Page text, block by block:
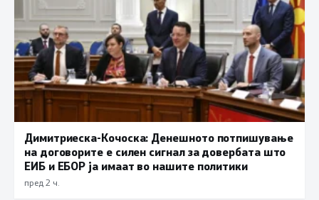
Димитриеска-Кочоска: Денешното потпишување
на договорите е силен сигнал за довербата што
ЕИБ и ЕБОР ја имаат во нашите политики
пред 2 ч.